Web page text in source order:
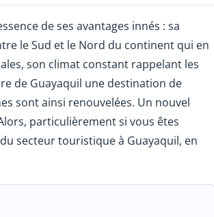
de ses avantages innés : sa
le Sud et le Nord du continent qui en
son climat constant rappelant les
de Guayaquil une destination de
sont ainsi renouvelées. Un nouvel
particulièrement si vous êtes
secteur touristique à Guayaquil, en